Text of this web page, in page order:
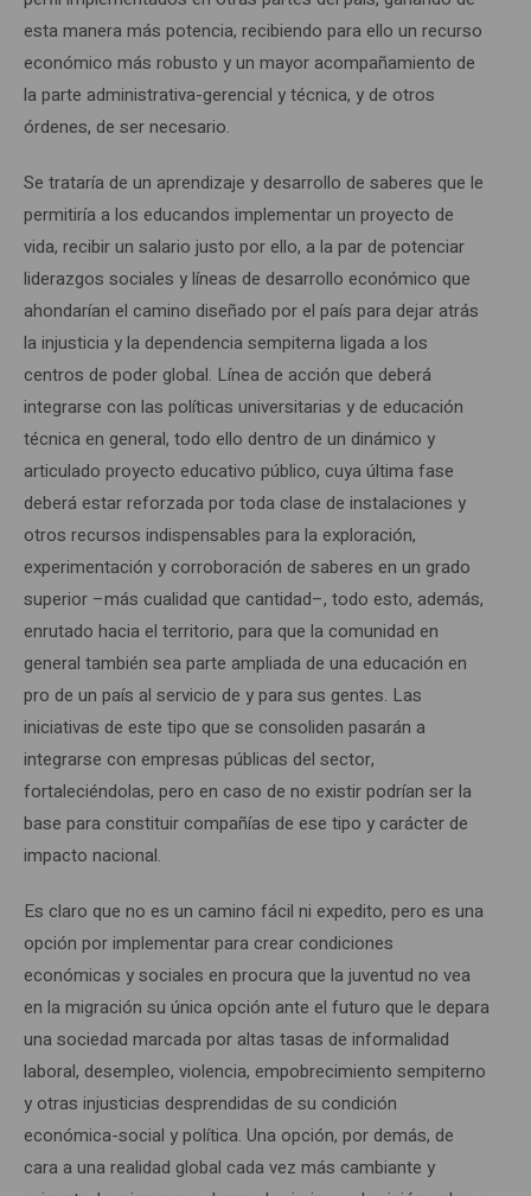
esta manera más potencia, recibiendo para ello un recurso
económico más robusto y un mayor acompañamiento de
la parte administrativa-gerencial y técnica, y de otros
órdenes, de ser necesario.
Se trataría de un aprendizaje y desarrollo de saberes que le
permitiría a los educandos implementar un proyecto de
vida, recibir un salario justo por ello, a la par de potenciar
liderazgos sociales y líneas de desarrollo económico que
ahondarían el camino diseñado por el país para dejar atrás
la injusticia y la dependencia sempiterna ligada a los
centros de poder global. Línea de acción que deberá
integrarse con las políticas universitarias y de educación
técnica en general, todo ello dentro de un dinámico y
articulado proyecto educativo público, cuya última fase
deberá estar reforzada por toda clase de instalaciones y
otros recursos indispensables para la exploración,
experimentación y corroboración de saberes en un grado
superior –más cualidad que cantidad–, todo esto, además,
enrutado hacia el territorio, para que la comunidad en
general también sea parte ampliada de una educación en
pro de un país al servicio de y para sus gentes. Las
iniciativas de este tipo que se consoliden pasarán a
integrarse con empresas públicas del sector,
fortaleciéndolas, pero en caso de no existir podrían ser la
base para constituir compañías de ese tipo y carácter de
impacto nacional.
Es claro que no es un camino fácil ni expedito, pero es una
opción por implementar para crear condiciones
económicas y sociales en procura que la juventud no vea
en la migración su única opción ante el futuro que le depara
una sociedad marcada por altas tasas de informalidad
laboral, desempleo, violencia, empobrecimiento sempiterno
y otras injusticias desprendidas de su condición
económica-social y política. Una opción, por demás, de
cara a una realidad global cada vez más cambiante y